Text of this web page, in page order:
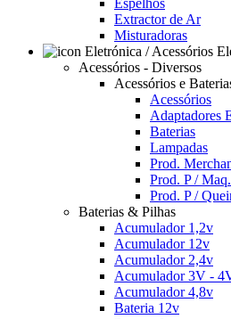
Espelhos
Extractor de Ar
Misturadoras
Acessórios - Diversos
Acessórios e
Acessórios
Adaptadores
Baterias
Lampadas
Prod.
Prod. P /
Prod. P /
Baterias & Pilhas
Acumulador 1,2v
Acumulador 12v
Acumulador 2,4v
Acumulador 3V -
Acumulador 4,8v
Bateria 12v